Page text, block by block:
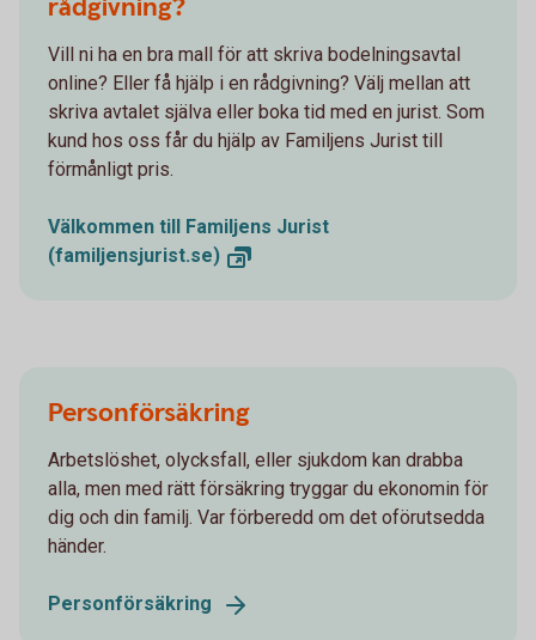
rådgivning?
Vill ni ha en bra mall för att skriva bodelningsavtal
online? Eller få hjälp i en rådgivning? Välj mellan att
skriva avtalet själva eller boka tid med en jurist. Som
kund hos oss får du hjälp av Familjens Jurist till
förmånligt pris.
Välkommen till Familjens Jurist
(familjensjurist.se)
Personförsäkring
Arbetslöshet, olycksfall, eller sjukdom kan drabba
alla, men med rätt försäkring tryggar du ekonomin för
dig och din familj. Var förberedd om det oförutsedda
händer.
Personförsäkring